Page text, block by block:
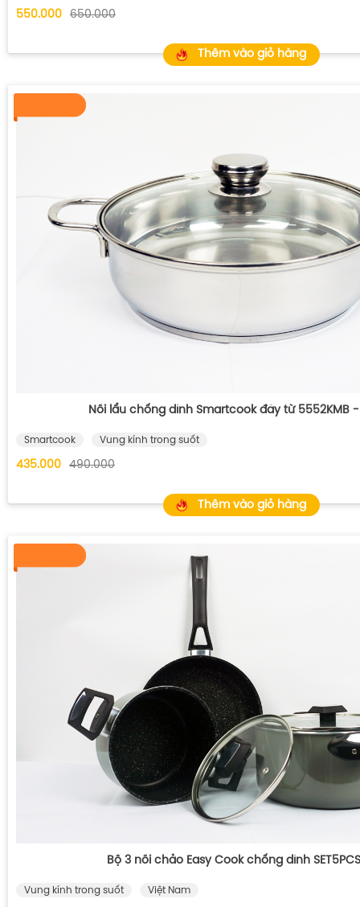
550.000 650.000
Thêm vào giỏ hàng
Nồi lẩu chống dính Smartcook đáy từ 5552KMB
Smartcook Vung kính trong suốt
435.000 490.000
Thêm vào giỏ hàng
Bộ 3 nồi chảo Easy Cook chống dính
Vung kính trong suốt Việt Nam